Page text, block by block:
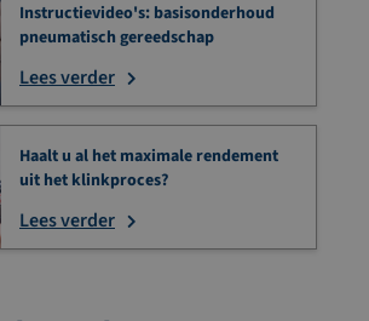
Instructievideo's: basisonderhoud
pneumatisch gereedschap
Lees verder
Haalt u al het maximale rendement
uit het klinkproces?
Lees verder